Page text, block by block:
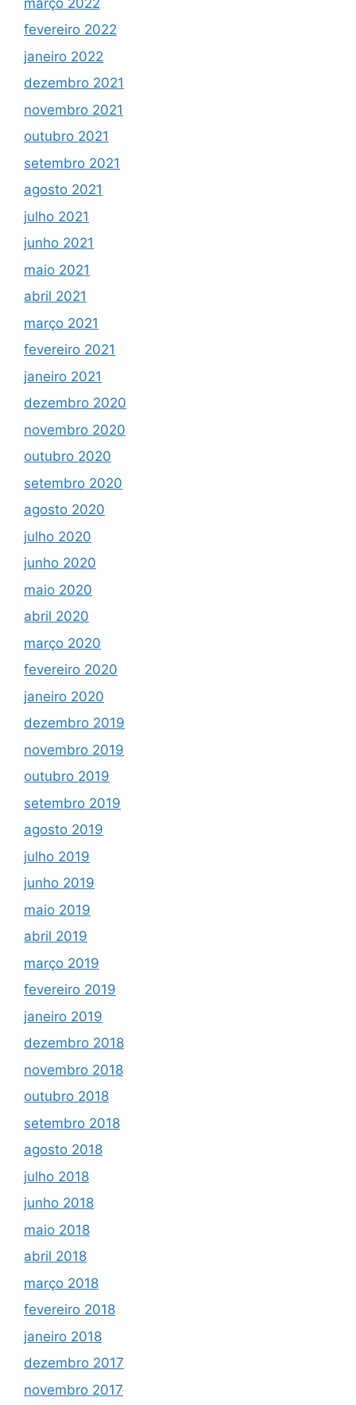
fevereiro 2022
janeiro 2022
dezembro 2021
novembro 2021
outubro 2021
setembro 2021
agosto 2021
julho 2021
junho 2021
maio 2021
abril 2021
março 2021
fevereiro 2021
janeiro 2021
dezembro 2020
novembro 2020
outubro 2020
setembro 2020
agosto 2020
julho 2020
junho 2020
maio 2020
abril 2020
março 2020
fevereiro 2020
janeiro 2020
dezembro 2019
novembro 2019
outubro 2019
setembro 2019
agosto 2019
julho 2019
junho 2019
maio 2019
abril 2019
março 2019
fevereiro 2019
janeiro 2019
dezembro 2018
novembro 2018
outubro 2018
setembro 2018
agosto 2018
julho 2018
junho 2018
maio 2018
abril 2018
março 2018
fevereiro 2018
janeiro 2018
dezembro 2017
novembro 2017